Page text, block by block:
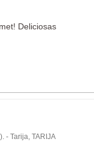
Deliciosas
- Tarija, TARIJA